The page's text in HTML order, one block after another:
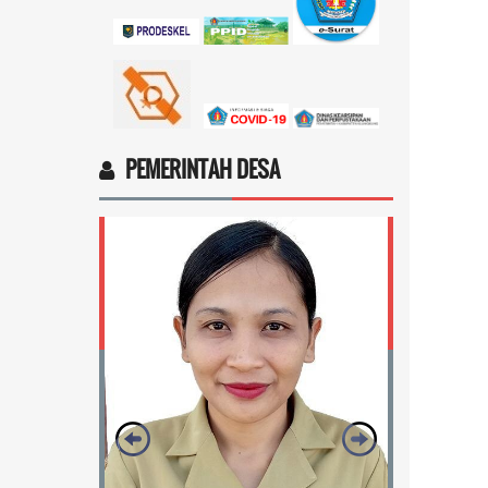
Ingin cek nama penerima bantuan
sosial dari pemerintah...selengkapnya
Marten Keny Balubun
17 November 2025 11:18:28
PEMERINTAH DESA